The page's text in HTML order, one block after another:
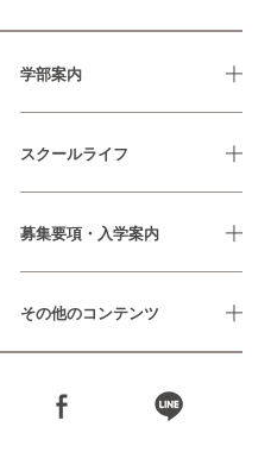
学部案内
スクールライフ
募集要項・入学案内
その他のコンテンツ